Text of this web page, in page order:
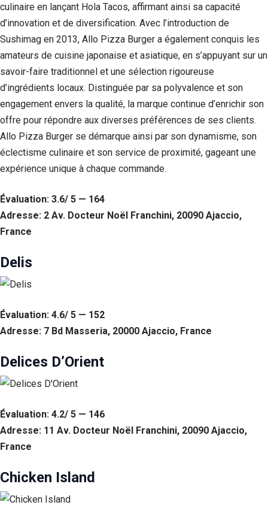
culinaire en lançant Hola Tacos, affirmant ainsi sa capacité
d’innovation et de diversification. Avec l’introduction de
Sushimag en 2013, Allo Pizza Burger a également conquis les
amateurs de cuisine japonaise et asiatique, en s’appuyant sur un
savoir-faire traditionnel et une sélection rigoureuse
d’ingrédients locaux. Distinguée par sa polyvalence et son
engagement envers la qualité, la marque continue d’enrichir son
offre pour répondre aux diverses préférences de ses clients.
Allo Pizza Burger se démarque ainsi par son dynamisme, son
éclectisme culinaire et son service de proximité, gageant une
expérience unique à chaque commande.
Évaluation: 3.6/ 5 — 164
Adresse: 2 Av. Docteur Noël Franchini, 20090 Ajaccio,
France
Delis
Évaluation: 4.6/ 5 — 152
Adresse: 7 Bd Masseria, 20000 Ajaccio, France
Delices D’Orient
Évaluation: 4.2/ 5 — 146
Adresse: 11 Av. Docteur Noël Franchini, 20090 Ajaccio,
France
Chicken Island
Nécessaire
Ces cookies ne
facultatifs. Ils
sont
nécessaires au